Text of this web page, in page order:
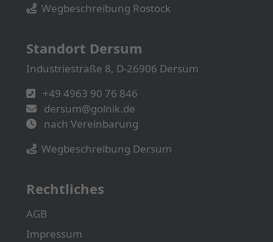
Wegbeschreibung Rostock
Standort Dersum
Industriestraße 8, D-26906 Dersum
+49 4963 90 76 846
dersum@golnik.de
nach Vereinbarung
Wegbeschreibung Dersum
Rechtliches
AGB
Impressum